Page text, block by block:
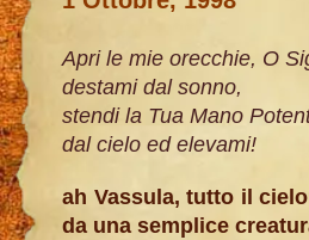
Apri le mie orecchie, O
destami dal sonno,
stendi la Tua Mano
dal cielo ed elevami!
ah Vassula, tutto il
da una semplice